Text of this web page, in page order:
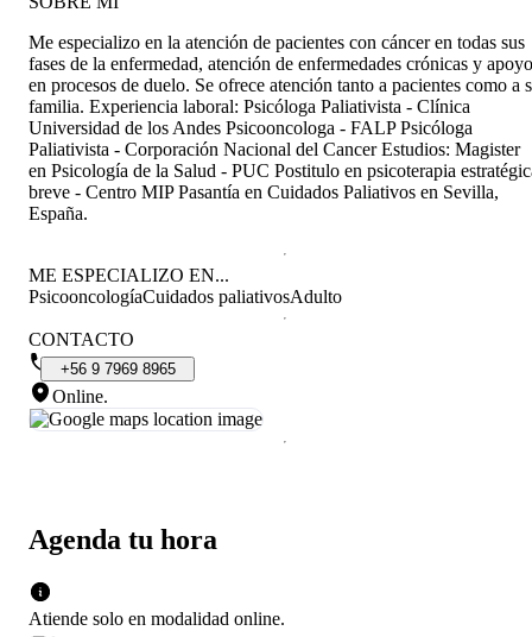
Agenda tu hora
Atiende solo en modalidad online.
Me especializo en la atención de pacientes con cáncer en todas sus
fases de la enfermedad, atención de enfermedades crónicas y apoyo
en procesos de duelo. Se ofrece atención tanto a pacientes como a
familia. Experiencia laboral: Psicóloga Paliativista - Clínica
Universidad de los Andes Psicooncologa - FALP Psicóloga
Paliativista - Corporación Nacional del Cancer Estudios: Magister
en Psicología de la Salud - PUC Postitulo en psicoterapia
breve - Centro MIP Pasantía en Cuidados Paliativos en Sevilla,
España.
ME ESPECIALIZO EN...
PsicooncologíaCuidados paliativosAdulto
CONTACTO
+56 9 7969 8965
Online.